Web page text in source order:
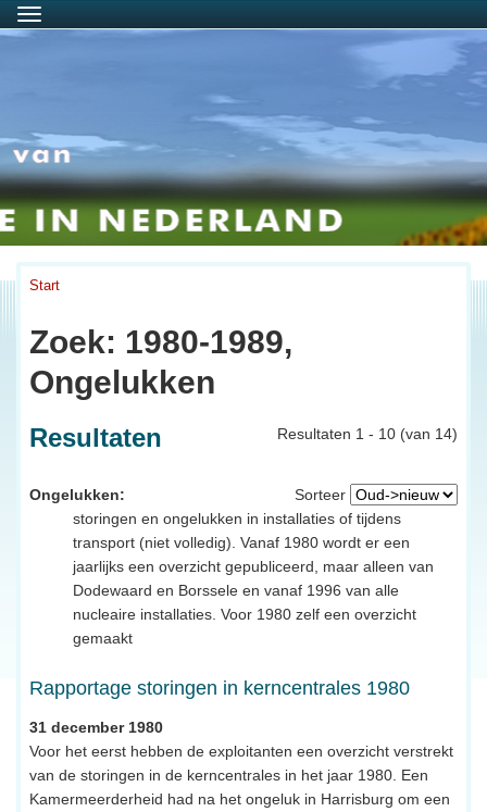
Menu
Start
Zoek: 1980-1989,
Ongelukken
Resultaten 1 - 10 (van 14)
Resultaten
Sorteer
Ongelukken:
storingen en ongelukken in installaties of tijdens
transport (niet volledig). Vanaf 1980 wordt er een
jaarlijks een overzicht gepubliceerd, maar alleen van
Dodewaard en Borssele en vanaf 1996 van alle
nucleaire installaties. Voor 1980 zelf een overzicht
gemaakt
Rapportage storingen in kerncentrales 1980
31 december 1980
Voor het eerst hebben de exploitanten een overzicht verstrekt
van de storingen in de kerncentrales in het jaar 1980. Een
Kamermeerderheid had na het ongeluk in Harrisburg om een